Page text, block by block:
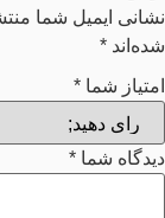
نشانی ایمیل شما
شده‌اند *
امتیاز شما *
دیدگاه شما *